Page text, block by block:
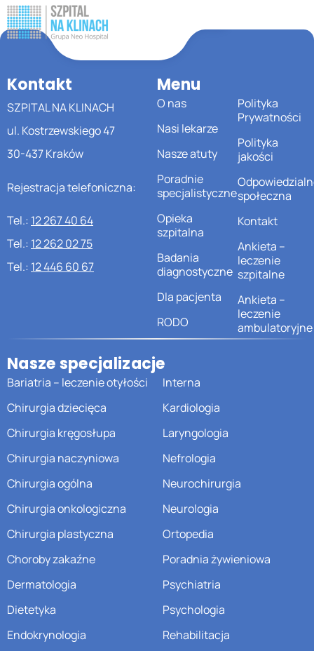
Kontakt
SZPITAL NA KLINACH
ul. Kostrzewskiego 47
30-437 Kraków
Rejestracja telefoniczna:
Tel.: 12 267 40 64
Tel.: 12 262 02 75
Tel.: 12 446 60 67
Menu
O nas
Nasi lekarze
Nasze atuty
Poradnie
specjalistyczne
Opieka
szpitalna
Badania
diagnostyczne
Dla pacjenta
RODO
Polityka
Prywatności
Polityka
jakości
społeczna
Kontakt
Ankieta –
leczenie
szpitalne
Ankieta –
leczenie
ambulatoryjne
Nasze specjalizacje
Bariatria – leczenie otyłości
Chirurgia dziecięca
Chirurgia kręgosłupa
Chirurgia naczyniowa
Chirurgia ogólna
Chirurgia onkologiczna
Chirurgia plastyczna
Choroby zakaźne
Dermatologia
Dietetyka
Endokrynologia
Interna
Kardiologia
Laryngologia
Nefrologia
Neurochirurgia
Neurologia
Ortopedia
Poradnia żywieniowa
Psychiatria
Psychologia
Rehabilitacja